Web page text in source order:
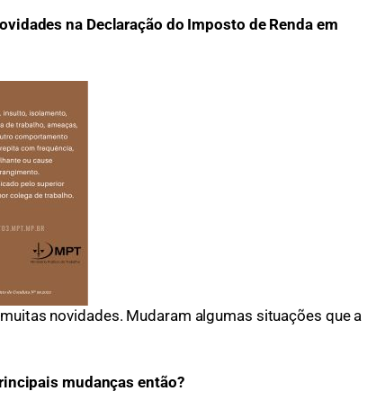
na Declaração do Imposto de Renda em
novidades. Mudaram algumas situações que a
mudanças então?